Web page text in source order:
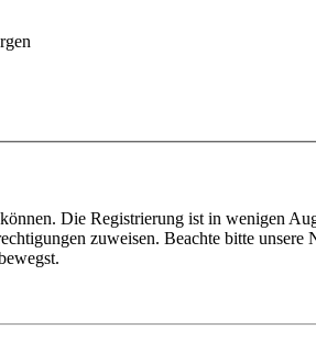
Die Registrierung ist in wenigen
zuweisen. Beachte bitte